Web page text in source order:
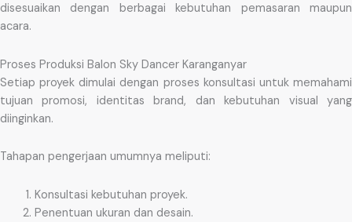
disesuaikan dengan berbagai kebutuhan pemasaran maupun
acara.
Proses Produksi Balon Sky Dancer Karanganyar
Setiap proyek dimulai dengan proses konsultasi untuk memahami
tujuan promosi, identitas brand, dan kebutuhan visual yang
diinginkan.
Tahapan pengerjaan umumnya meliputi:
Konsultasi kebutuhan proyek.
Penentuan ukuran dan desain.